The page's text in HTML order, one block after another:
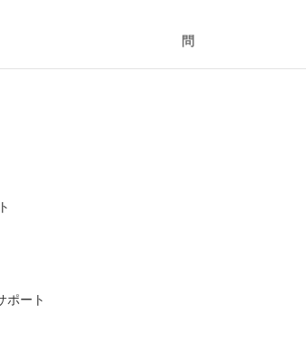
問
ポート